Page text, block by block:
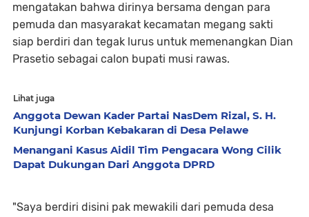
mengatakan bahwa dirinya bersama dengan para
pemuda dan masyarakat kecamatan megang sakti
siap berdiri dan tegak lurus untuk memenangkan Dian
Prasetio sebagai calon bupati musi rawas.
Lihat juga
Anggota Dewan Kader Partai NasDem Rizal, S. H.
Kunjungi Korban Kebakaran di Desa Pelawe
Menangani Kasus Aidil Tim Pengacara Wong Cilik
Dapat Dukungan Dari Anggota DPRD
"Saya berdiri disini pak mewakili dari pemuda desa